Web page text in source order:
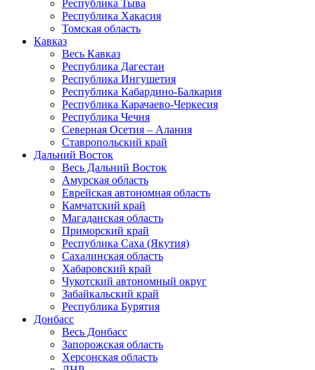
Республика Тыва
Республика Хакасия
Томская область
Кавказ
Весь Кавказ
Республика Дагестан
Республика Ингушетия
Республика Кабардино-Балкария
Республика Карачаево-Черкесия
Республика Чечня
Северная Осетия – Алания
Ставропольский край
Дальний Восток
Весь Дальний Восток
Амурская область
Еврейская автономная область
Камчатский край
Магаданская область
Приморский край
Республика Саха (Якутия)
Сахалинская область
Хабаровский край
Чукотский автономный округ
Забайкальский край
Республика Бурятия
Донбасс
Весь Донбасс
Запорожская область
Херсонская область